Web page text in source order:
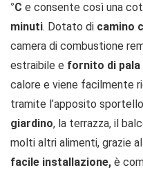
°C e consente così una
minuti. Dotato di camino
camera di combustione
estraibile e fornito di pala
calore e viene facilmente
tramite l’apposito
giardino, la terrazza, il
molti altri alimenti, grazie
facile installazione, è